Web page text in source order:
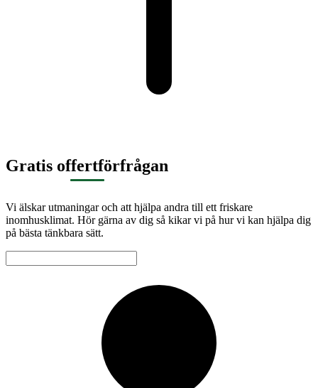
Gratis offertförfrågan
Vi älskar utmaningar och att hjälpa andra till ett friskare
inomhusklimat. Hör gärna av dig så kikar vi på hur vi kan hjälpa dig
på bästa tänkbara sätt.